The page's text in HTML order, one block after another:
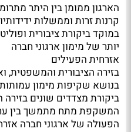
הארגון ממומן בין היתר
קרנות זרות וממשלות
במוקד ביקורת ציבורית
יותר של מימון ארגוני חברה
אזרחית הפעילים
בזירה הציבורית והמשפטית,
בנושא שקיפות מימון
ביקורת מצדדים שונים בזירה
המשקפת מתח מתמשך בין
הפעולה של ארגוני חברה